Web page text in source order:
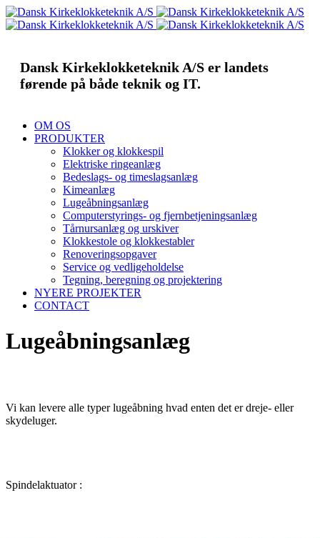
Dansk Kirkeklokketeknik A/S er landets
førende på både teknik og IT.
OM OS
PRODUKTER
Klokker og klokkespil
Elektriske ringeanlæg
Bedeslags- og timeslagsanlæg
Kimeanlæg
Lugeåbningsanlæg
Computerstyrings- og fjernbetjeningsanlæg
Tårnursanlæg og urskiver
Klokkestole og klokkestabler
Renoveringsopgaver
Service og vedligeholdelse
Tegning, beregning og projektering
NYERE PROJEKTER
CONTACT
Lugeåbningsanlæg
Vi kan levere alle typer lugeåbning hvad enten det er dreje- eller
skydeluger.
Spindelaktuator :